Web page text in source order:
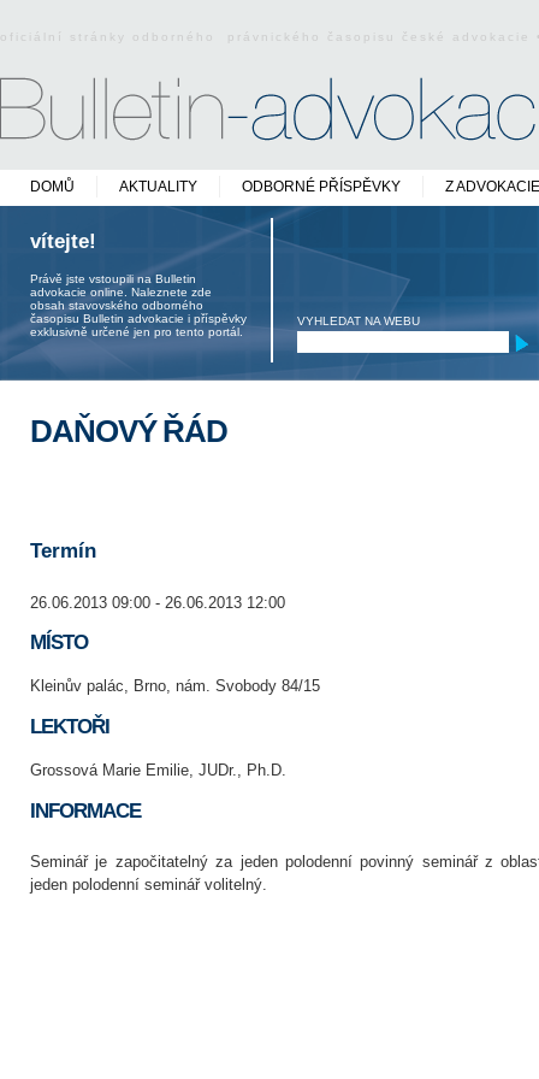
oficiální stránky odborného právnického časopisu české
DOMŮ AKTUALITY ODBORNÉ PŘÍSPĚVKY Z ADVOKACIE
vítejte!
Právě jste vstoupili na Bulletin
advokacie online. Naleznete zde
obsah stavovského odborného
časopisu Bulletin advokacie i příspěvky
exklusivně určené jen pro tento portál.
VYHLEDAT NA WEBU
DAŇOVÝ ŘÁD
Termín
26.06.2013 09:00 - 26.06.2013 12:00
MÍSTO
Kleinův palác, Brno, nám. Svobody 84/15
LEKTOŘI
Grossová Marie Emilie, JUDr., Ph.D.
INFORMACE
Seminář je započitatelný za jeden polodenní povinný seminář z
jeden polodenní seminář volitelný.